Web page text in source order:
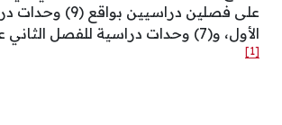
على فصلين دراسيين
الأول، و(7) وحدات دراسية للفصل الثاني على النحو التالي:
[1]